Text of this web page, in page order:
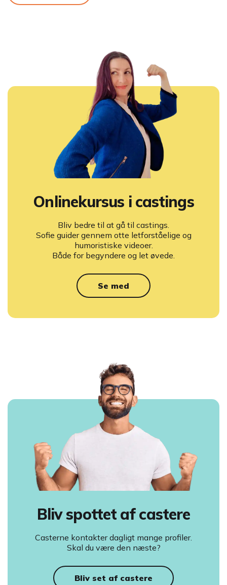
Onlinekursus i castings
Bliv bedre til at gå til castings.
Sofie guider gennem otte letforståelige og
humoristiske videoer.
Både for begyndere og let øvede.
Se med
Bliv spottet af castere
Casterne kontakter dagligt mange profiler.
Skal du være den næste?
Bliv set af castere